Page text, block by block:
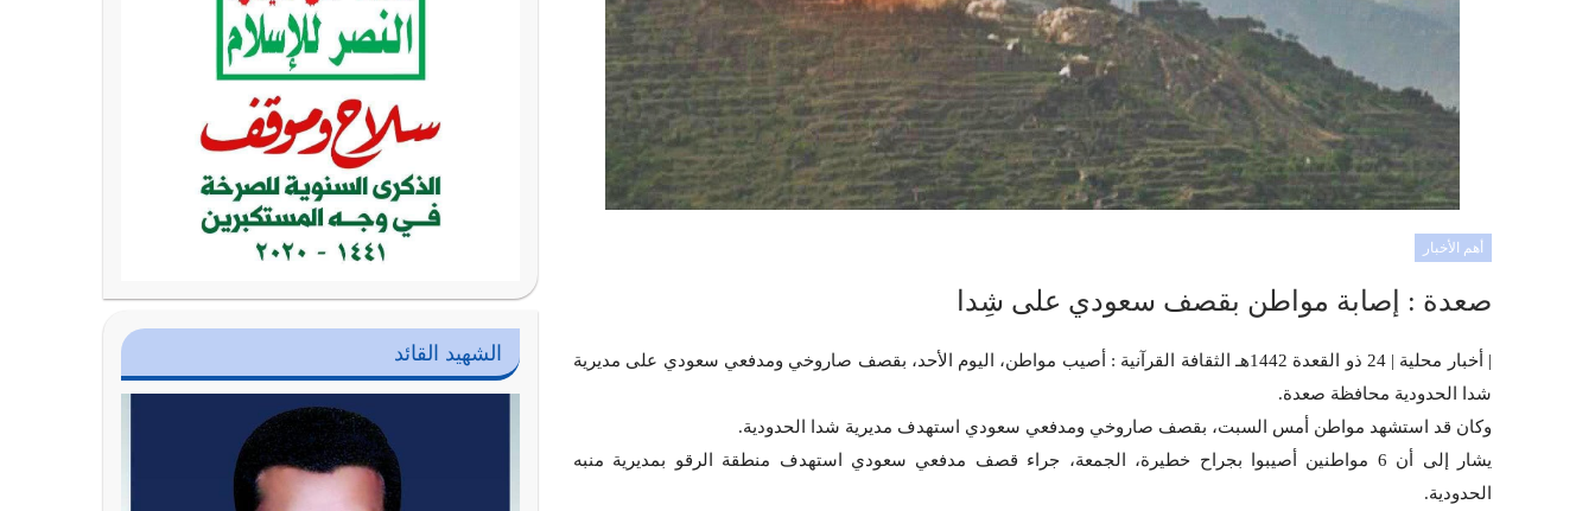
أهم الأخبار
صعدة : إصابة مواطن بقصف سعودي على شِدا
| أخبار محلية | 24 ذو القعدة 1442هـ الثقافة القرآنية : أصيب مواطن، اليوم الأحد، بقصف صاروخي ومدفعي سعودي على مديرية
شدا الحدودية محافظة صعدة.
وكان قد استشهد مواطن أمس السبت، بقصف صاروخي ومدفعي سعودي استهدف مديرية شدا الحدودية.
يشار إلى أن 6 مواطنين أصيبوا بجراح خطيرة، الجمعة، جرا
ء قصف مدفعي سعودي استهدف منطقة الرقو بمديرية منبه
الحدودية.
الشهيد القائد